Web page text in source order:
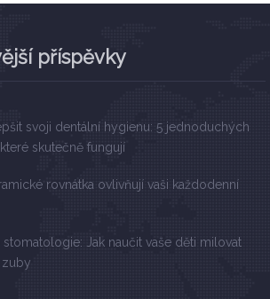
příspěvky
svoji dentální hygienu: 5 jednoduchých
skutečně fungují
rovnátka ovlivňují vaši každodenní
stomatologie: Jak naučit vaše děti milovat